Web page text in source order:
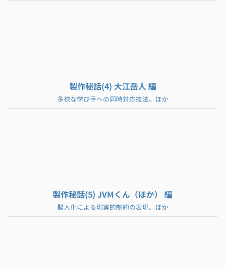
製作秘話(4) 大江岳人 編
多様な学び手への同時対応技法、ほか
製作秘話(5) JVMくん（ほか） 編
擬人化による現実的制約の表現、ほか